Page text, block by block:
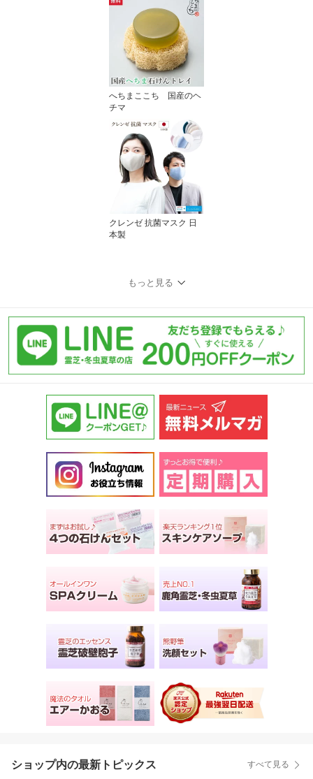
へちまここち 国産のヘ
チマ
クレンゼ 抗菌マスク 日
本製
もっと見る
ショップ内の最新トピックス すべて見る